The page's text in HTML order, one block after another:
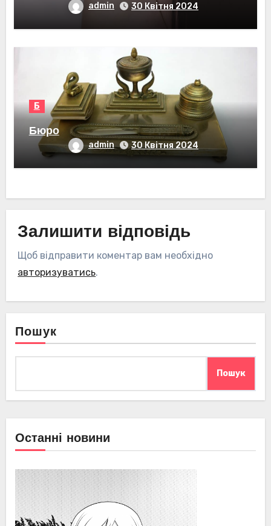
admin 30 Квітня 2024
Б
Бюро
admin 30 Квітня 2024
Залишити відповідь
Щоб відправити коментар вам необхідно
авторизуватись.
Пошук
Пошук
Останні новини